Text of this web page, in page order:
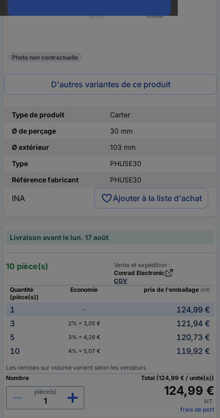
Photo non contractuelle
D'autres variantes de ce produit
Type de produit
Carter
Ø de perçage
30 mm
Ø extérieur
103 mm
Type
PHUSE30
Référence fabricant
PHUSE30
INA Ajouter à la liste d'achat
Livraison avant le lun. 17 août
10 pièce(s)
Vente et expédition :
Conrad Electronic
CGV
Quantité
(pièce(s))
Economie prix de l'emballage (HT)
1 -
124,99 €
3
2% = 3,05 €
121,94 €
5
3% = 4,26 €
120,73 €
10
4% = 5,07 € 119,92 €
Les remises sur volume varient selon les vendeurs
Nombre
pièce(s)
Total (124,99 € / unité(s))
124,99 €
HT
frais de port